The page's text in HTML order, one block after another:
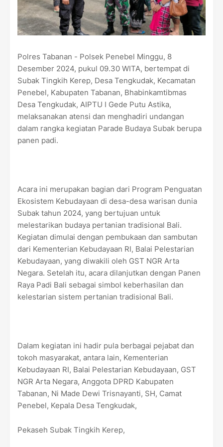
Polres Tabanan - Polsek Penebel Minggu, 8
Desember 2024, pukul 09.30 WITA, bertempat di
Subak Tingkih Kerep, Desa Tengkudak, Kecamatan
Penebel, Kabupaten Tabanan, Bhabinkamtibmas
Desa Tengkudak, AIPTU I Gede Putu Astika,
melaksanakan atensi dan menghadiri undangan
dalam rangka kegiatan Parade Budaya Subak berupa
panen padi.
Acara ini merupakan bagian dari Program Penguatan
Ekosistem Kebudayaan di desa-desa warisan dunia
Subak tahun 2024, yang bertujuan untuk
melestarikan budaya pertanian tradisional Bali.
Kegiatan dimulai dengan pembukaan dan sambutan
dari Kementerian Kebudayaan RI, Balai Pelestarian
Kebudayaan, yang diwakili oleh GST NGR Arta
Negara. Setelah itu, acara dilanjutkan dengan Panen
Raya Padi Bali sebagai simbol keberhasilan dan
kelestarian sistem pertanian tradisional Bali.
Dalam kegiatan ini hadir pula berbagai pejabat dan
tokoh masyarakat, antara lain, Kementerian
Kebudayaan RI, Balai Pelestarian Kebudayaan, GST
NGR Arta Negara, Anggota DPRD Kabupaten
Tabanan, Ni Made Dewi Trisnayanti, SH, Camat
Penebel, Kepala Desa Tengkudak,
Pekaseh Subak Tingkih Kerep,